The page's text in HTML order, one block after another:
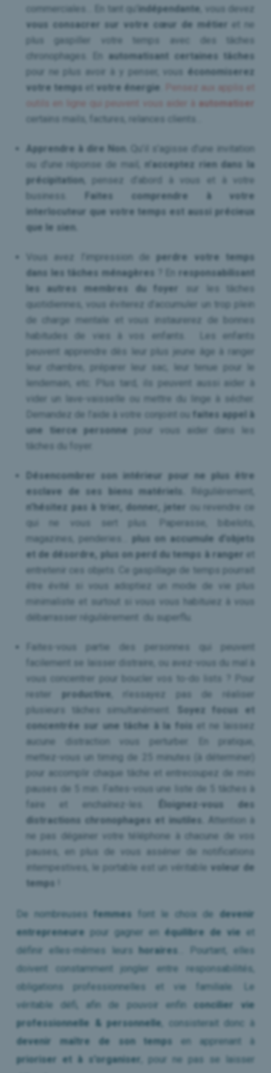
commerciales… En tant qu’
indépendante
, vous devez
vous consacrer sur votre cœur de métier
et ne
plus gaspiller votre temps avec des tâches
chronophages. En
automatisant certaines tâches
pour ne plus avoir à y penser, vous économiserez
votre temps et votre énergie
Pensez aux applis et
automatiser
certains mails, factures, relances clients…
Apprendre à dire Non.
Qu’il s’agisse d’une invitation
ou d’une réponse de mail,
n’acceptez rien dans la
précipitation , pensez d’abord à vous et à votre
business.
Faites comprendre à votre
interlocuteur que votre temps est aussi précieux
que le sien.
Vous avez l’impression de perdre votre temps
dans les tâches ménagères
responsabilisant
les autres membres du foyer
sur les tâches
quotidiennes, vous éviterez d’accumuler un trop plein
de charge mentale et vous instaurerez de bonnes
habitudes de vies à vos enfants. Les enfants
peuvent apprendre dès leur plus jeune âge à ranger
leur chambre, préparer leur sac, leur tenue pour le
lendemain, etc. Plus tard, ils peuvent aussi aider à
vider un lave-vaisselle ou mettre du linge à sécher.
Demandez de l’aide à votre conjoint ou
faites appel à
une tierce personne
pour vous aider dans les
tâches du foyer.
Désencombrer son intérieur
pour ne plus être
esclave de ses biens matériels.
Régulièrement,
n’hésitez pas à trier, donner, jeter
ou revendre ce
qui ne vous sert plus. Paperasse, bibelots,
magazines, penderies… plus on accumule d’objets
et de désordre, plus on perd du temps à ranger et
entretenir ces objets. Ce gaspillage de temps pourrait
être évité si vous adoptiez un mode de vie plus
minimaliste et surtout si vous vous habituiez à vous
débarrasser régulièrement du superflu.
Faites-vous partie des personnes qui peuvent
facilement se laisser distraire, ou avez-vous du mal à
vous concentrer pour boucler vos to-do lists ? Pour
rester productive , n’essayez pas de réaliser
plusieurs tâches simultanément.
Soyez focus et
concentrée sur une tâche à la fois et ne laissez
aucune distraction vous perturber. En pratique,
mettez-vous un timing de 25 minutes (à déterminer)
pour accomplir chaque tâche et entrecoupez de mini
pauses de 5 min. Faites-vous une liste de 5 tâches à
faire et enchaînez-les.
Éloignez-vous des
distractions chronophages et inutiles.
Attention à
ne pas dégainer votre téléphone à chacune de vos
pauses, en plus de vous asséner de notifications
intempestives, le portable est un véritable voleur de
temps
De nombreuses femmes font le choix de devenir
entrepreneure pour gagner en équilibre de vie et
définir elles-mêmes leurs
horaires … Pourtant, elles
doivent constamment jongler entre responsabilités,
obligations professionnelles et vie familiale. Le
véritable défi, afin de pouvoir enfin concilier vie
professionnelle & personnelle , consisterait donc à
devenir maître de son temps en apprenant à
prioriser et à s’organiser
, pour ne pas se laisser